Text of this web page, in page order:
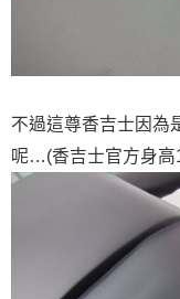
不過這尊香吉士因為
呢…(香吉士官方身高